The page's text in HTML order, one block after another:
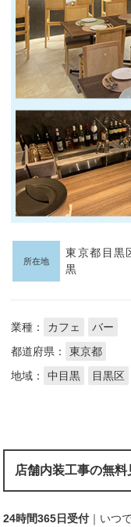
所在地
東京都目黒
黒
業種： カフェ
バー
都道府県：
東京都
地域：
中目黒 目黒区
店舗内装工事の無料
24時間365日受付 ｜いつ